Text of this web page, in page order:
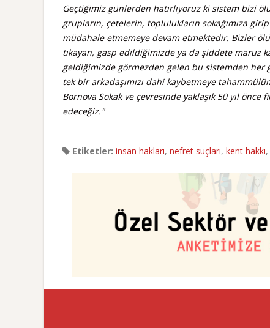
Geçtiğimiz günlerden hatırlıyoruz ki sistem bizi
grupların, çetelerin, toplulukların sokağımıza
müdahale etmemeye devam etmektedir. Bizler
tıkayan, gasp edildiğimizde ya da şiddete maruz
geldiğimizde görmezden gelen bu sistemden her
tek bir arkadaşımızı dahi kaybetmeye
Bornova Sokak ve çevresinde yaklaşık 50 yıl
edeceğiz."
Etiketler: insan hakları, nefret suçları, kent hakkı,